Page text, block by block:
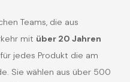
Teams, die aus
mit über 20 Jahren
jedes Produkt die am
Sie wählen aus über 500